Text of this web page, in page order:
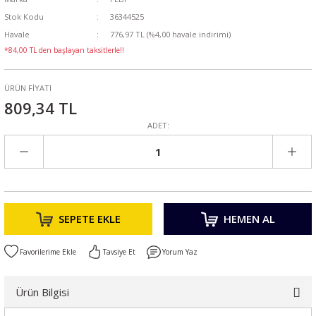
Stok Kodu
36344525
Havale
776,97 TL (%4,00 havale indirimi)
*84,00 TL den başlayan taksitlerle!!
ÜRÜN FİYATI
809,34 TL
ADET:
SEPETE EKLE HEMEN AL
Tavsiye Et Yorum Yaz
Ürün Bilgisi